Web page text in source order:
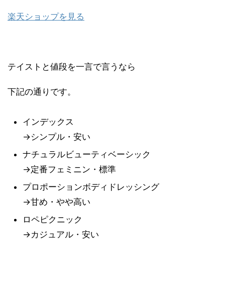
楽天ショップを見る
テイストと値段を一言で言うなら
下記の通りです。
インデックス
→シンプル・安い
ナチュラルビューティベーシック
→定番フェミニン・標準
プロポーションボディドレッシング
→甘め・やや高い
ロペピクニック
→カジュアル・安い